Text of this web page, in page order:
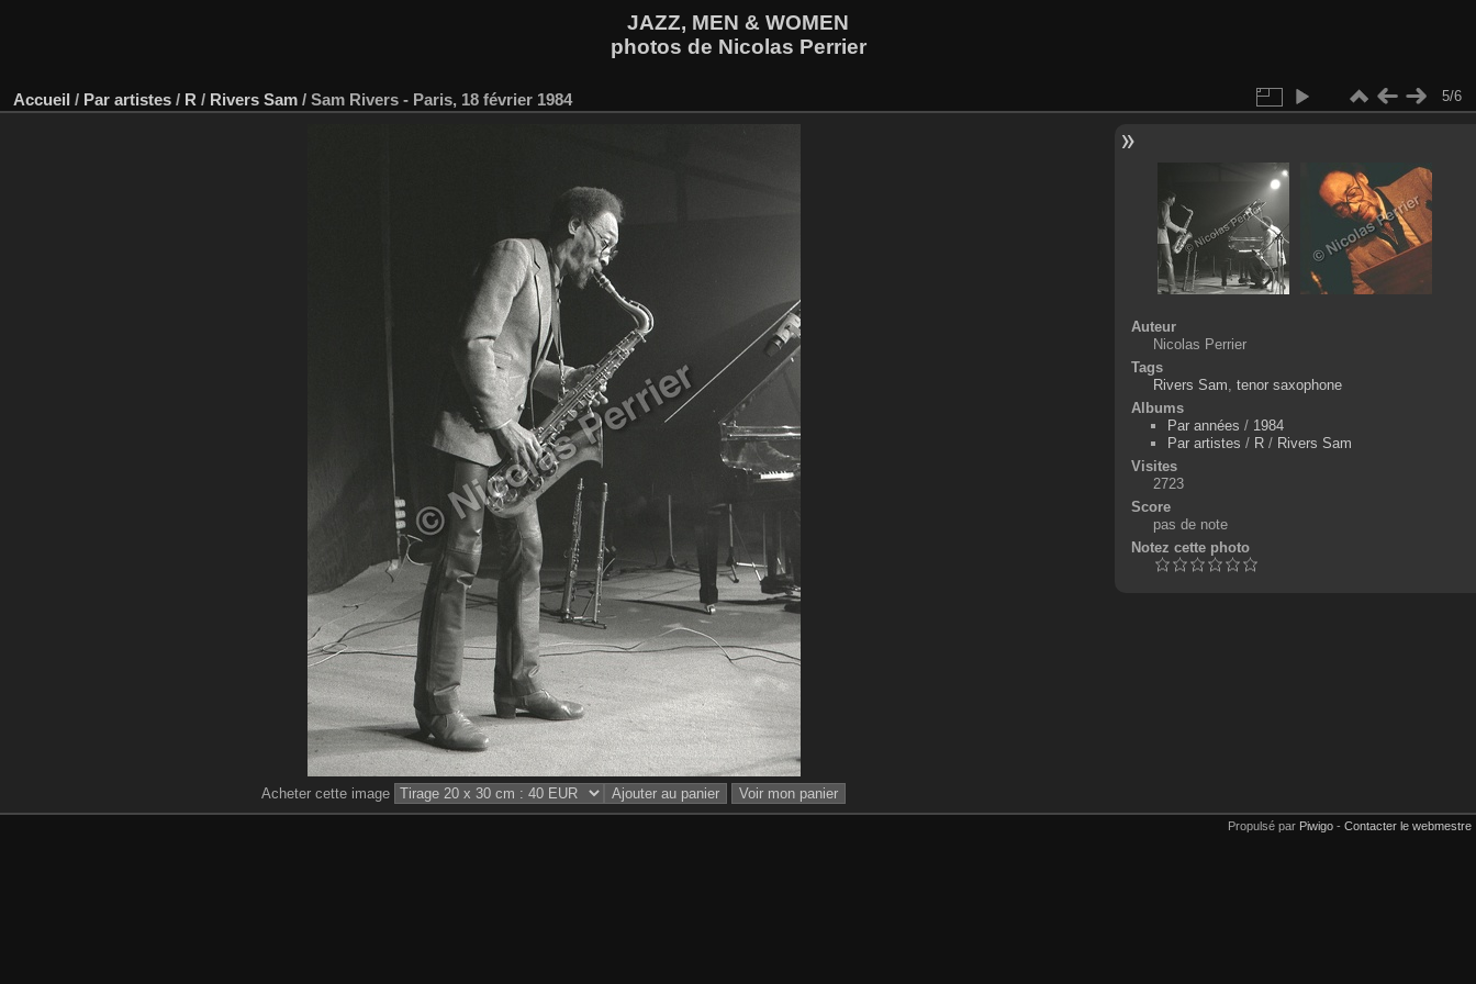
JAZZ, MEN & WOMEN
photos de Nicolas Perrier
Accueil / Par artistes / R / Rivers Sam / Sam Rivers - Paris, 18 février 1984 5/6
Acheter cette image
Auteur
Nicolas Perrier
Tags
Rivers Sam tenor saxophone
Albums
Par années / 1984
Par artistes / R/ Rivers Sam
Visites
2723
Score
pas de note
Notez cette photo
Propulsé par Piwigo - Contacter le webmestre